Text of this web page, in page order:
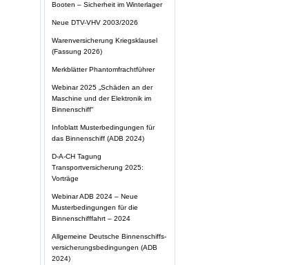
Booten – Sicherheit im Winterlager
Neue DTV-VHV 2003/2026
Warenversicherung Kriegsklausel
(Fassung 2026)
Merkblätter Phantomfrachtführer
Webinar 2025 „Schäden an der
Maschine und der Elektronik im
Binnenschiff“
Infoblatt Musterbedingungen für
das Binnenschiff (ADB 2024)
D-A-CH Tagung
Transportversicherung 2025:
Vorträge
Webinar ADB 2024 – Neue
Musterbedingungen für die
Binnenschifffahrt – 2024
Allgemeine Deutsche Binnenschiffs-
versicherungsbedingungen (ADB
2024)